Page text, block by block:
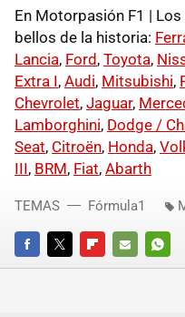
En Motorpasión F1 |
bellos de la historia:
Lancia, Ford, Toyota,
Extra I, Audi, Mitsubishi,
Chevrolet, Jaguar,
Lamborghini, Dodge /
Seat, Citroën, Honda,
III, BRM, Fiat, Abarth
FACEBOOKTWITTERFLIPBOARD
E-
TEMAS Fórmula1